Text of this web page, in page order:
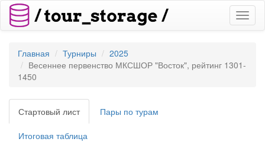
Главная Турниры
2025
Весеннее первенство МКСШОР "Восток", рейтинг 1301-
1450
Стартовый лист Пары по турам
Итоговая таблица